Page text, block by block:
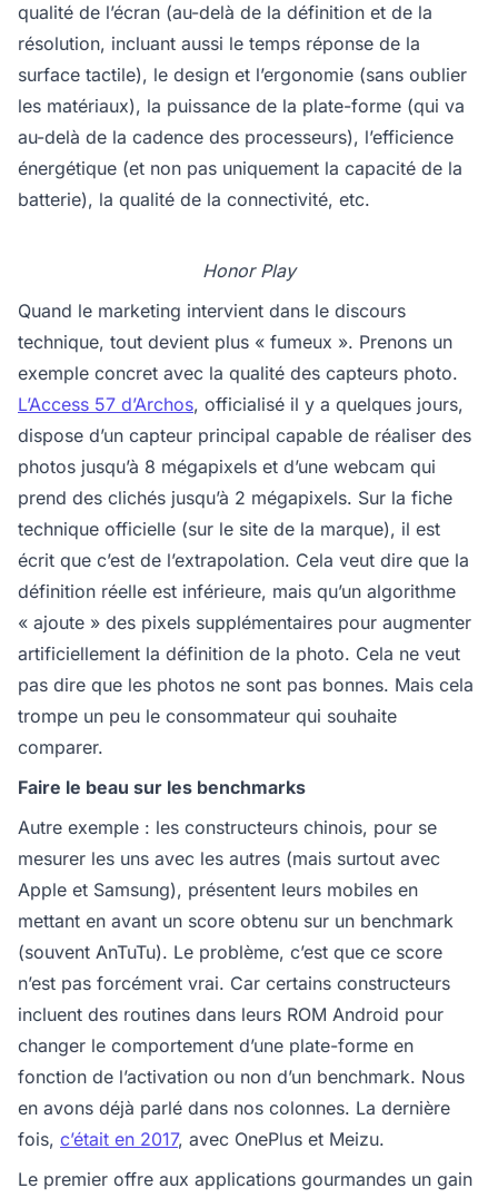
qualité de l’écran (au-delà de la définition et de la
résolution, incluant aussi le temps réponse de la
surface tactile), le design et l’ergonomie (sans oublier
les matériaux), la puissance de la plate-forme (qui va
au-delà de la cadence des processeurs), l’efficience
énergétique (et non pas uniquement la capacité de la
batterie), la qualité de la connectivité, etc.
Honor Play
Quand le marketing intervient dans le discours
technique, tout devient plus « fumeux ». Prenons un
exemple concret avec la qualité des capteurs photo.
L’Access 57 d’Archos, officialisé il y a quelques jours,
dispose d’un capteur principal capable de réaliser des
photos jusqu’à 8 mégapixels et d’une webcam qui
prend des clichés jusqu’à 2 mégapixels. Sur la fiche
technique officielle (sur le site de la marque), il est
écrit que c’est de l’extrapolation. Cela veut dire que la
définition réelle est inférieure, mais qu’un algorithme
« ajoute » des pixels supplémentaires pour augmenter
artificiellement la définition de la photo. Cela ne veut
pas dire que les photos ne sont pas bonnes. Mais cela
trompe un peu le consommateur qui souhaite
comparer.
Faire le beau sur les benchmarks
Autre exemple : les constructeurs chinois, pour se
mesurer les uns avec les autres (mais surtout avec
Apple et Samsung), présentent leurs mobiles en
mettant en avant un score obtenu sur un benchmark
(souvent AnTuTu). Le problème, c’est que ce score
n’est pas forcément vrai. Car certains constructeurs
incluent des routines dans leurs ROM Android pour
changer le comportement d’une plate-forme en
fonction de l’activation ou non d’un benchmark. Nous
en avons déjà parlé dans nos colonnes. La dernière
fois, c’était en 2017, avec OnePlus et Meizu.
Le premier offre aux applications gourmandes un gain